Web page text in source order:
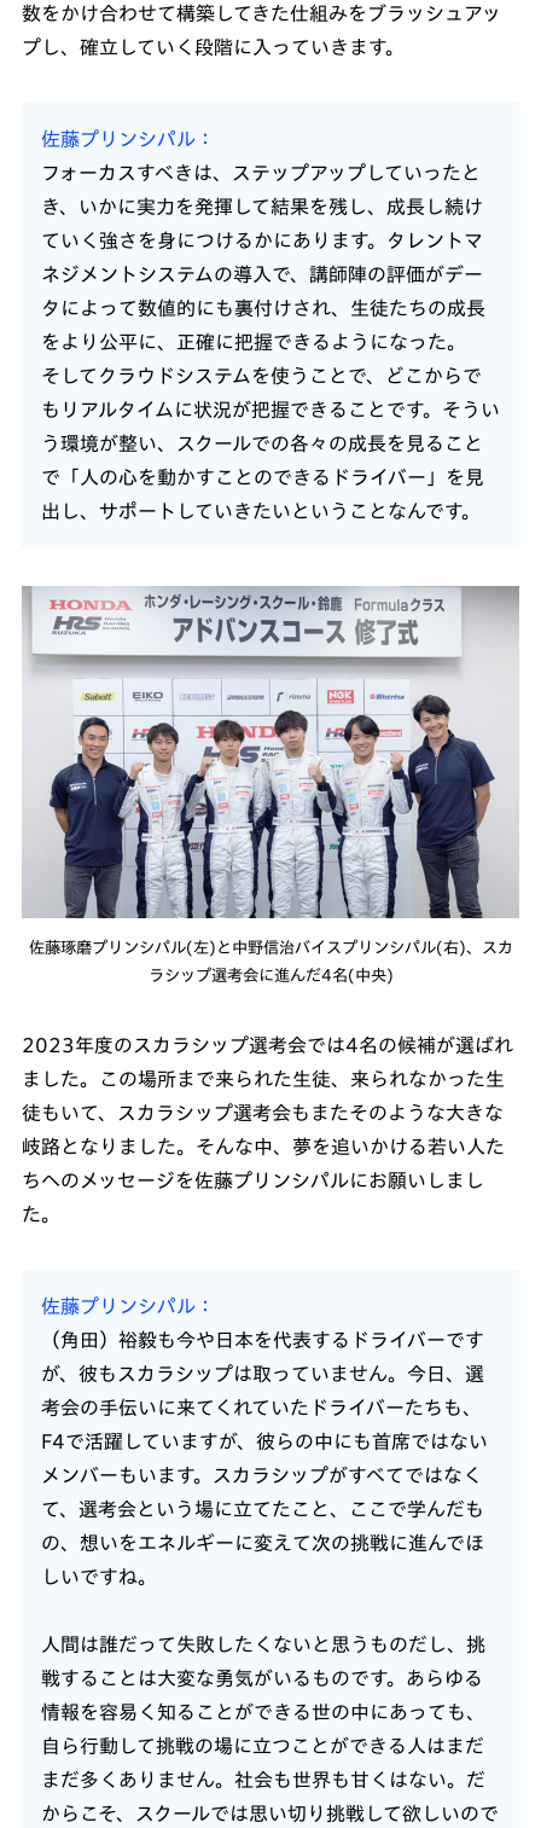
数をかけ合わせて構築してきた仕組みをブラッシュアッ
プし、確立していく段階に入っていきます。
佐藤プリンシパル
フォーカスすべきは、ステップアップしていったと
き、いかに実力を発揮して結果を残し、成長し続け
ていく強さを身につけるかにあります。タレントマ
ネジメントシステムの導入で、講師陣の評価がデー
タによって数値的にも裏付けされ、生徒たちの成長
をより公平に、正確に把握できるようになった。
そしてクラウドシステムを使うことで、どこからで
もリアルタイムに状況が把握できることです。そうい
う環境が整い、スクールでの各々の成長を見ること
で「人の心を動かすことのできるドライバー」を見
出し、サポートしていきたいということなんです。
佐藤琢磨プリンシパル(左)と中野信治バイスプリンシパル(右)、スカ
ラシップ選考会に進んだ4名(中央)
2023年度のスカラシップ選考会では4名の候補が選ばれ
ました。この場所まで来られた生徒、来られなかった生
徒もいて、スカラシップ選考会もまたそのような大きな
岐路となりました。そんな中、夢を追いかける若い人た
ちへのメッセージを佐藤プリンシパルにお願いしまし
た。
佐藤プリンシパル
（角田）裕毅も今や日本を代表するドライバーです
が、彼もスカラシップは取っていません。今日、選
考会の手伝いに来てくれていたドライバーたちも、
F4で活躍していますが、彼らの中にも首席ではない
メンバーもいます。スカラシップがすべてではなく
て、選考会という場に立てたこと、ここで学んだも
の、想いをエネルギーに変えて次の挑戦に進んでほ
しいですね。
人間は誰だって失敗したくないと思うものだし、挑
戦することは大変な勇気がいるものです。あらゆる
情報を容易く知ることができる世の中にあっても、
自ら行動して挑戦の場に立つことができる人はまだ
まだ多くありません。社会も世界も甘くはない。だ
からこそ、スクールでは思い切り挑戦して欲しいので